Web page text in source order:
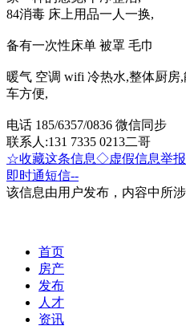
84消毒 床上用品一人一换,
备有一次性床单 被罩 毛巾
暖气 空调 wifi 冷热水,整体厨
车方便,
电话 185/6357/0836 微信同步
联系人:131 7335 0213二哥
☆收藏这条信息◇虚假信息举报
即时通短信--
该信息由用户发布，内容中所
首页
房产
发布
人才
资讯